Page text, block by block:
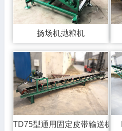
扬场机抛粮机
TD75型通用固定皮带输送机